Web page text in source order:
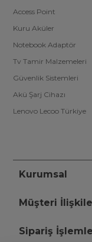
Access Point
Kuru Aküler
Notebook Adaptör
Tv Tamir Malzemeleri
Güvenlik Sistemleri
Akü Şarj Cihazı
Lenovo Lecoo Türkiye
Kurumsal
Müşteri
Sipariş